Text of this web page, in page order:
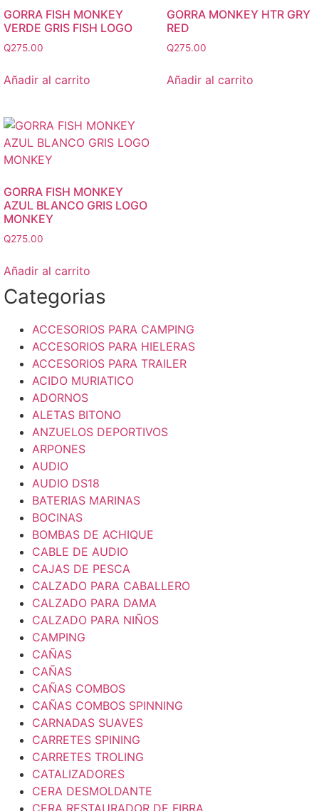
Categorias
ACCESORIOS PARA CAMPING
ACCESORIOS PARA HIELERAS
ACCESORIOS PARA TRAILER
ACIDO MURIATICO
ADORNOS
ALETAS BITONO
ANZUELOS DEPORTIVOS
ARPONES
AUDIO
AUDIO DS18
BATERIAS MARINAS
BOCINAS
BOMBAS DE ACHIQUE
CABLE DE AUDIO
CAJAS DE PESCA
CALZADO PARA CABALLERO
CALZADO PARA DAMA
CALZADO PARA NIÑOS
CAMPING
CAÑAS
CAÑAS
CAÑAS COMBOS
CAÑAS COMBOS SPINNING
CARNADAS SUAVES
CARRETES SPINING
CARRETES TROLING
CATALIZADORES
CERA DESMOLDANTE
GORRA FISH MONKEY
VERDE GRIS FISH LOGO
Q275.00
Añadir al carrito
GORRA MONKEY HTR GRY
RED
Q275.00
Añadir al carrito
GORRA FISH MONKEY
AZUL BLANCO GRIS LOGO
MONKEY
Q275.00
Añadir al carrito